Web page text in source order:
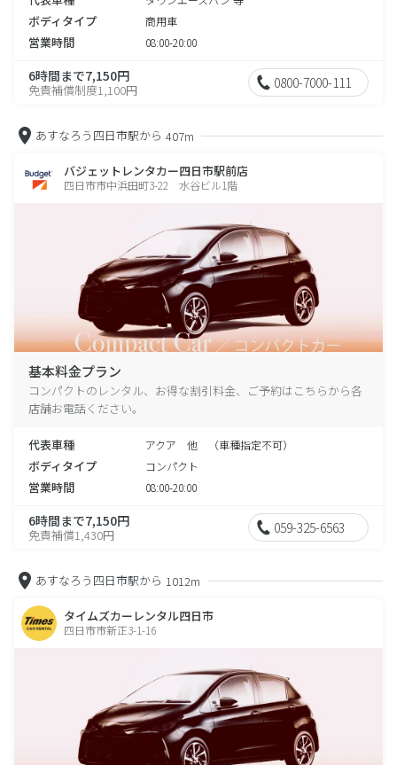
ボディタイプ 商用車
営業時間 08:00-20:00
6時間まで7,150円
免責補償制度1,100円 0800-7000-111
あすなろう四日市駅から 407m
バジェットレンタカー四日市駅前店
四日市市中浜田町3-22 水谷ビル1階
基本料金プラン
コンパクトのレンタル、お得な割引料金、ご予約はこちらから各
店舗お電話ください。
代表車種 アクア 他 （車種指定不可）
ボディタイプ コンパクト
営業時間 08:00-20:00
6時間まで7,150円
免責補償1,430円 059-325-6563
あすなろう四日市駅から 1012m
タイムズカーレンタル四日市
四日市市新正3-1-16